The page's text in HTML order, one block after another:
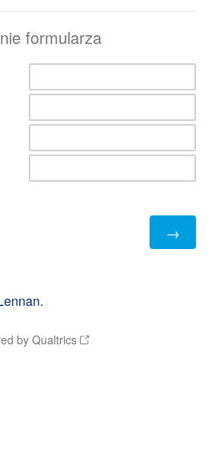
formularza
by Qualtrics